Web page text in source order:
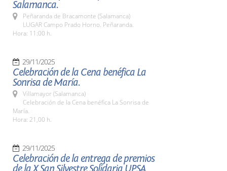
Salamanca.
Peñaranda de Bracamonte (Salamanca)
LUGAR Campo Prado Horno. Peñaranda.
Hora: 11:00 h.
29/11/2025
Celebración de la Cena benéfica La
Sonrisa de María.
Villamayor (Salamanca)
Celebración de la Cena benéfica La Sonrisa de
María.
Hora: 21,00 h.
29/11/2025
Celebración de la entrega de premios